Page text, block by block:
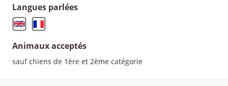
Langues parlées
Animaux acceptés
sauf chiens de 1ère et 2ème catégorie